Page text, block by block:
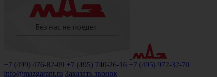
+7 (499) 476-82-09 +7 (495) 740-26-16 +7 (495) 972-32-70
info@mazgarant.ru Заказать звонок